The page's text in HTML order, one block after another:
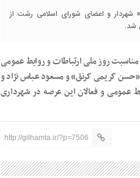
شهردار و اعضای شورای اسلامی رشت از
شد.
روز ملی ارتباطات و روابط عمومی
کریمی کرنق» و مسعود عباس نژاد و
عمومی و فعالان این عرصه در شهرداری
http://gilhamta.ir/?p=7506